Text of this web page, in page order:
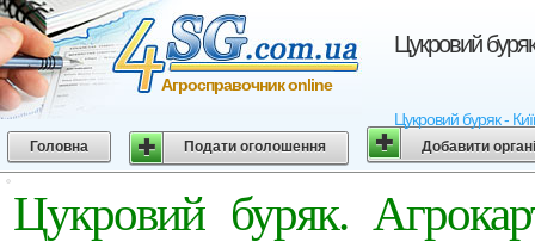
Цукровий
Цукровий буряк -
Агросправочник online
Головна Подати оголошення Добавити
Цукровий буряк.